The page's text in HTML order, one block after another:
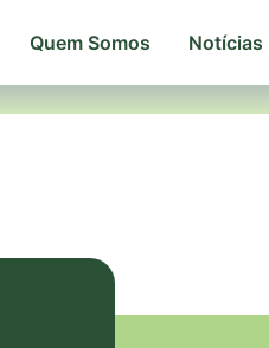
Quem Somos Notícias